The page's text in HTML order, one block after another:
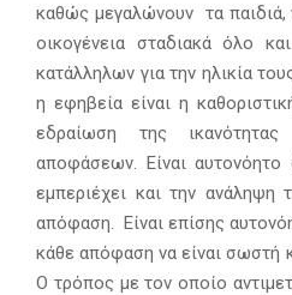
καθώς μεγαλώνουν τα παιδιά,
οικογένεια σταδιακά όλο
κατάλληλων για την ηλικία
η εφηβεία είναι η
εδραίωση της
αποφάσεων. Είναι
εμπεριέχει και την ανάληψη
απόφαση. Είναι επίσης
κάθε απόφαση να είναι σωστή
Ο τρόπος με τον οποίο